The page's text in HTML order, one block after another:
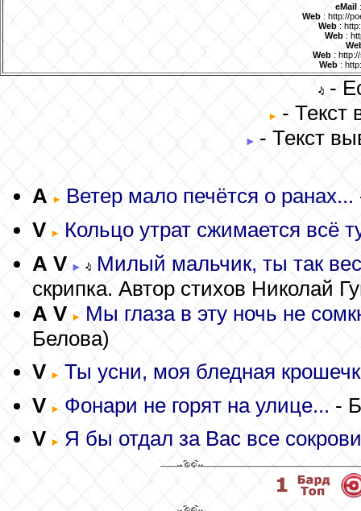
eMail
Web : http://
Web:
Web :
Web :
Web :
-
- Текст
- Текст
A Ветер мало печётся о ранах...
V
Кольцо утрат сжимается всё
A V
Милый мальчик, ты так
скрипка. Автор стихов Николай
A V
Мы глаза в эту ночь не
Белова)
V
Ты усни, моя бледная
V
Фонари не горят на улице... -
V
Я бы отдал за Вас все